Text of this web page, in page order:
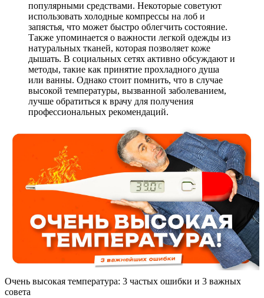
популярными средствами. Некоторые советуют
использовать холодные компрессы на лоб и
запястья, что может быстро облегчить состояние.
Также упоминается о важности легкой одежды из
натуральных тканей, которая позволяет коже
дышать. В социальных сетях активно обсуждают и
методы, такие как принятие прохладного душа
или ванны. Однако стоит помнить, что в случае
высокой температуры, вызванной заболеванием,
лучше обратиться к врачу для получения
профессиональных рекомендаций.
Очень высокая температура: 3 частых ошибки и 3 важных
совета